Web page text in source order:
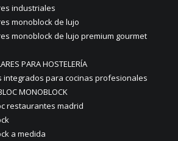
industriales
monoblock de lujo
monoblock de lujo premium gourmet
PARA HOSTELERÍA
integrados para cocinas profesionales
MONOBLOCK
restaurantes madrid
a medida